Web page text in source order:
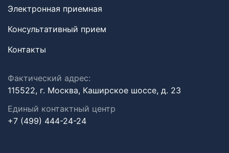
Электронная приемная
Консультативный прием
Контакты
Фактический адрес:
115522, г. Москва, Каширское шоссе, д. 23
Единый контактный центр
+7 (499) 444-24-24